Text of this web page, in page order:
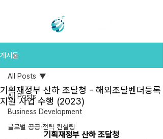
게시물
All Posts
Business Development
글로벌 공공·전략 컨설팅
All Posts
기획재정부 산하 조달청 - 해외조달벤더등록
지원 사업 수행 (2023)
기획재정부 산하 조달청